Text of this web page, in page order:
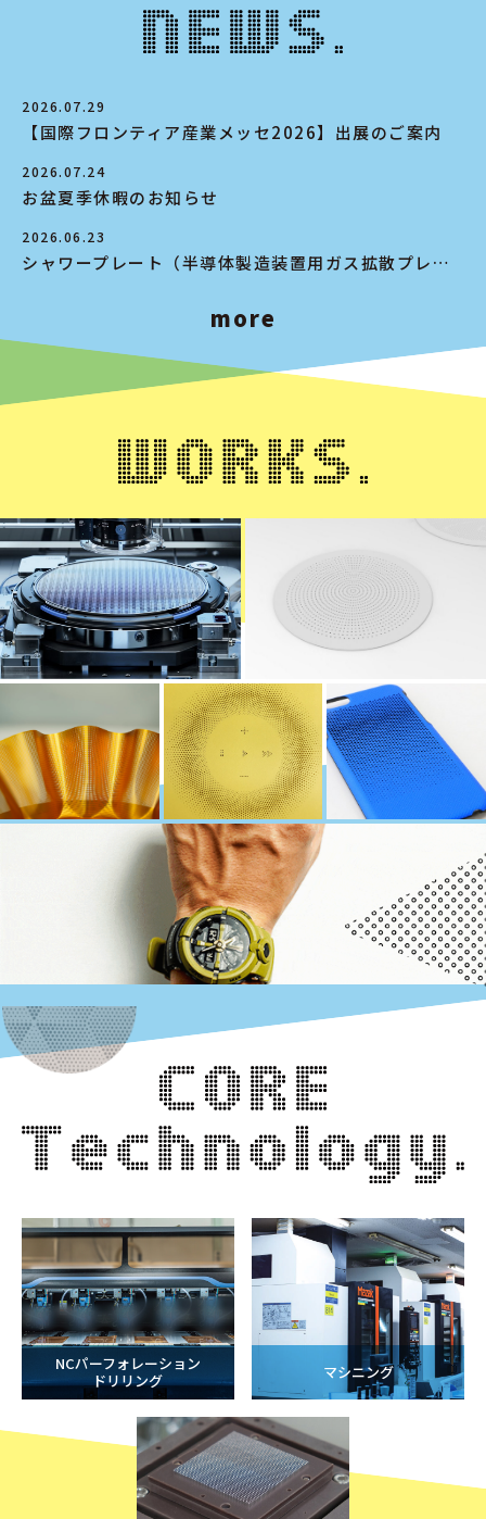
2026.07.29
【国際フロンティア産業メッセ2026】出展のご案内
2026.07.24
お盆夏季休暇のお知らせ
2026.06.23
シャワープレート（半導体製造装置用ガス拡散プレート）提案事例
more
NCパーフォレーション
ドリリング
マシニング